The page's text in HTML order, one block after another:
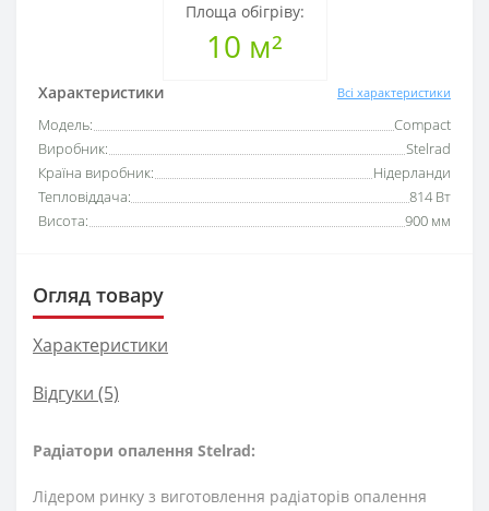
Площа обігріву:
10 м²
Характеристики Всі характеристики
Модель:
Compact
Виробник:
Stelrad
Країна виробник:
Нідерланди
Тепловіддача:
814 Вт
Висота:
900 мм
Огляд товару
Характеристики
Відгуки (5)
Радіатори опалення Stelrad:
Лідером ринку з виготовлення радіаторів опалення